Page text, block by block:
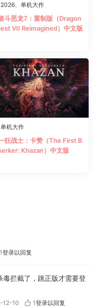
2026 单机大作
斗恶龙7：重制版（Dragon
VII Reimagined）中文版
单机大作
狂战士：卡赞（The First B
Khazan）中文版
1登录以回复
毒拦截了，跳正版才需要登
12-10 1登录以回复